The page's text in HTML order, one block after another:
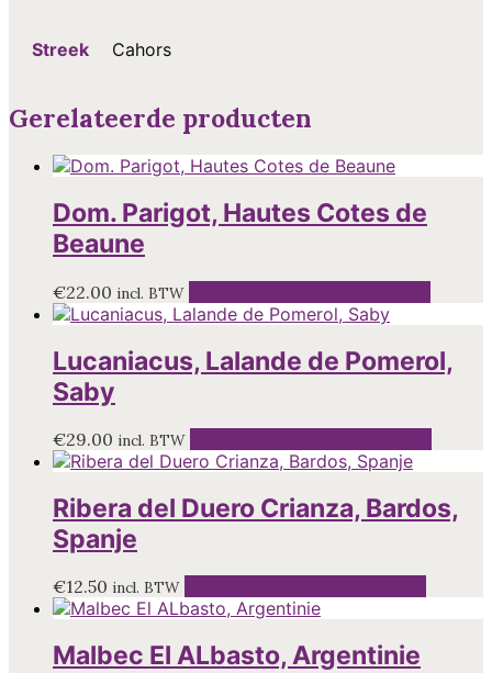
Streek Cahors
Gerelateerde producten
Dom. Parigot, Hautes Cotes de
Beaune
€22.00 incl. BTW
Lucaniacus, Lalande de Pomerol,
Saby
€29.00 incl. BTW
Ribera del Duero Crianza, Bardos,
Spanje
€12.50 incl. BTW
Malbec El ALbasto, Argentinie